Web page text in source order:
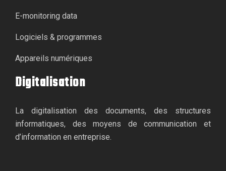
E-monitoring data
Logiciels & programmes
Appareils numériques
Digitalisation
La digitalisation des documents, des structures
informatiques, des moyens de communication et
d’information en entreprise.